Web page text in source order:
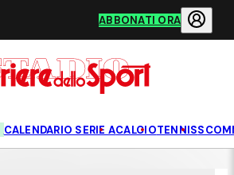
ABBONATI ORA
CALENDARIO SERIE ACALCIOTENNIS